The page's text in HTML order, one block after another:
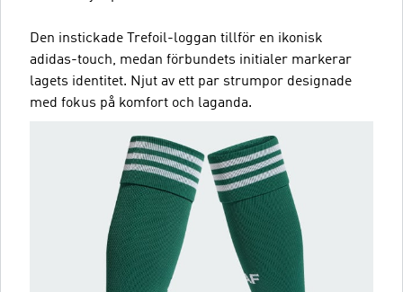
Den instickade Trefoil-loggan tillför en ikonisk
adidas-touch, medan förbundets initialer markerar
lagets identitet. Njut av ett par strumpor designade
med fokus på komfort och laganda.